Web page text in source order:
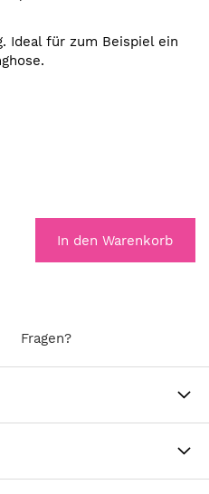
Ideal für zum Beispiel ein
In den Warenkorb
Fragen?